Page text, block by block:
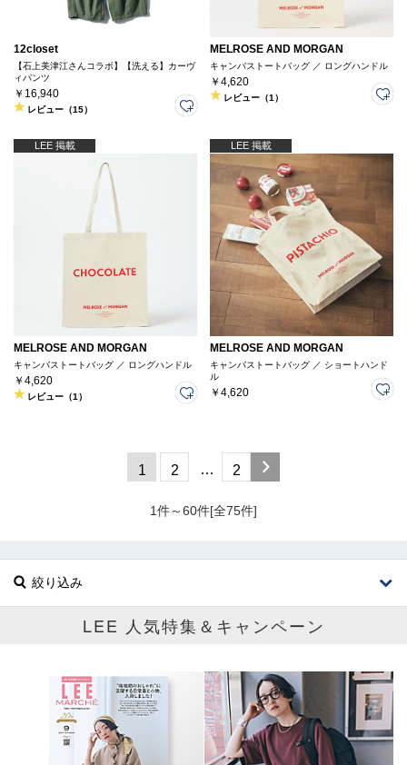
12closet
【石上美津江さんコラボ】【洗える】カーヴ
ィパンツ
￥16,940
レビュー（15）
MELROSE AND MORGAN
キャンバストートバッグ ／ ロングハンドル
￥4,620
レビュー（1）
LEE 掲載
MELROSE AND MORGAN
キャンバストートバッグ ／ ロングハンドル
￥4,620
レビュー（1）
LEE 掲載
MELROSE AND MORGAN
キャンバストートバッグ ／ ショートハンド
ル
￥4,620
1 2 … 2
1件～60件[全75件]
絞り込み
ブランド
LEE 人気特集＆キャンペーン